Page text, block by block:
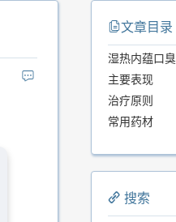
文章目录
湿热内蕴口臭
主要表现
治疗原则
常用药材
搜索